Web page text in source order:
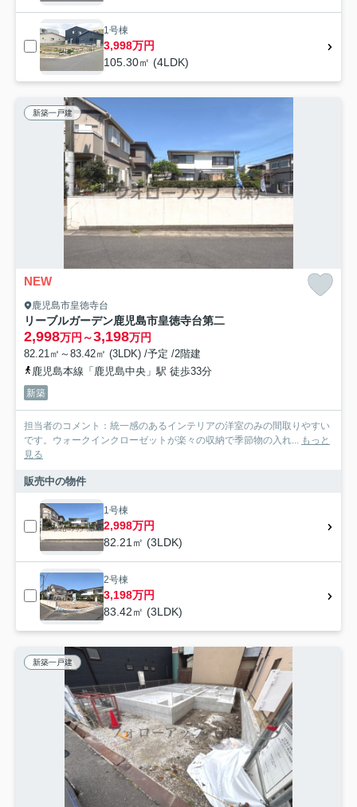
1号棟
3,998万円
105.30㎡ (4LDK)
新築一戸建
NEW
鹿児島市皇徳寺台
リーブルガーデン鹿児島市皇徳寺台第二
2,998万円～3,198万円
82.21㎡～83.42㎡ (3LDK) /予定 /2階建
鹿児島本線「鹿児島中央」駅 徒歩33分
新築
担当者のコメント：統一感のあるインテリアの洋室のみの間取りやすい
です。ウォークインクローゼットが楽々の収納で季節物の入れ...
もっと
見る
販売中の物件
1号棟
2,998万円
82.21㎡ (3LDK)
2号棟
3,198万円
83.42㎡ (3LDK)
新築一戸建